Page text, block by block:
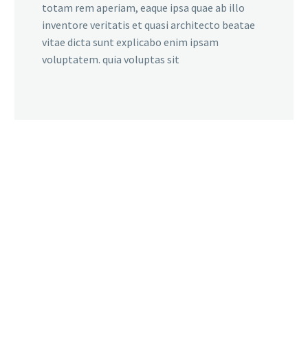
totam rem aperiam, eaque ipsa quae ab illo
inventore veritatis et quasi architecto beatae
vitae dicta sunt explicabo enim ipsam
voluptatem. quia voluptas sit